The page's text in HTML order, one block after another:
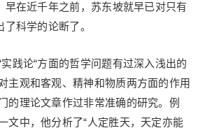
早在近千年之前，苏东坡就早已对只有
了科学的论断了。
践论“方面的哲学问题有过深入浅出的
主观和客观、精神和物质两方面的作用
的理论文章作过非常准确的研究。例
文中，他分析了“人定胜天，天定亦能